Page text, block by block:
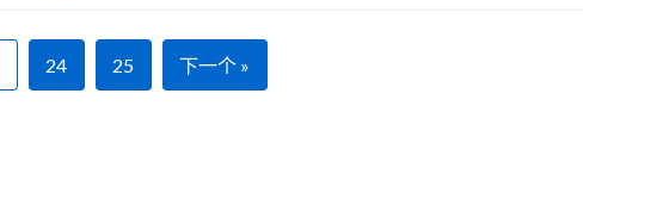
24 25 下一个 »